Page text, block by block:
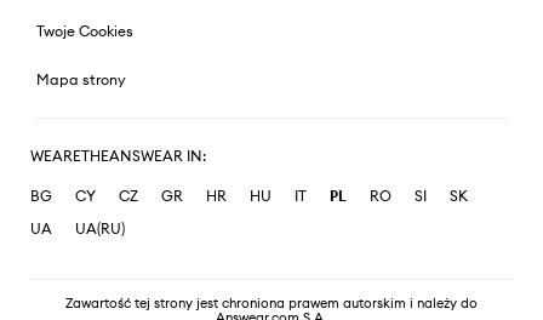
Twoje Cookies
Mapa strony
WEARETHEANSWEAR IN:
BG CY CZ GR HR HU IT PL RO SI
SK
UA
UA(RU)
Zawartość tej strony jest chroniona prawem autorskim i należy do